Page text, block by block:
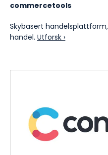
commercetools
Skybasert
handel. Utforsk ›